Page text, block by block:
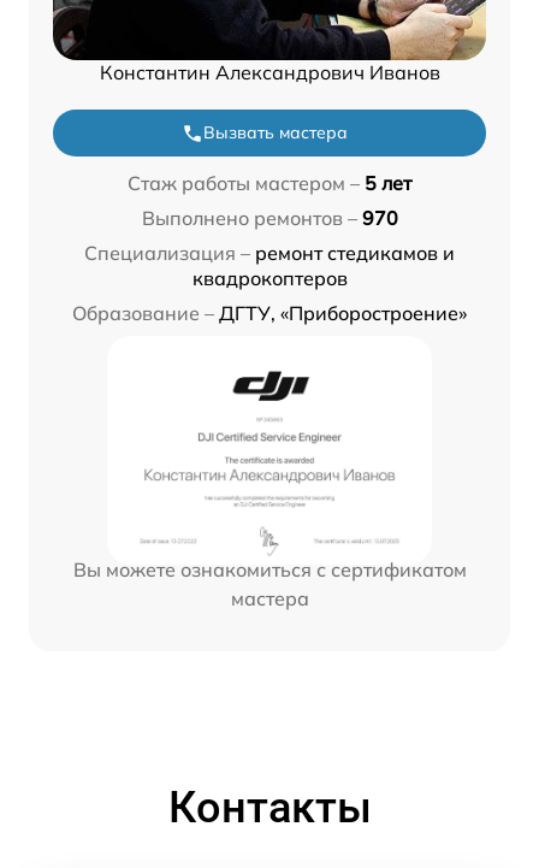
Константин Александрович Иванов
Вызвать мастера
Стаж работы мастером – 5 лет
Выполнено ремонтов – 970
Специализация – ремонт стедикамов и
квадрокоптеров
Образование – ДГТУ, «Приборостроение»
Вы можете ознакомиться с сертификатом
мастера
Контакты